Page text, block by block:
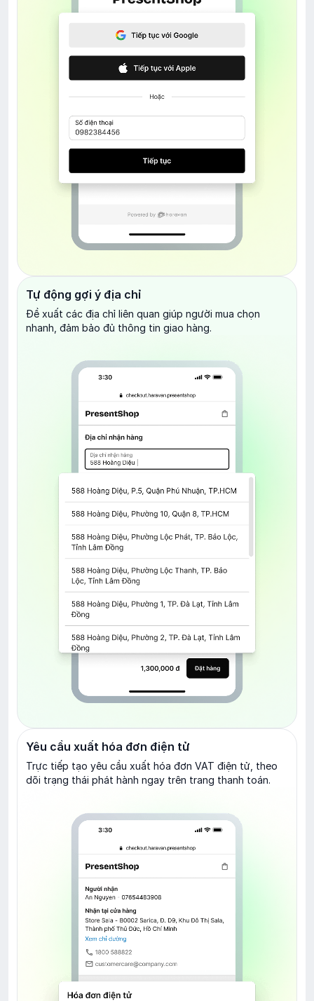
Tự động gợi ý địa chỉ
Đề xuất các địa chỉ liên quan giúp người mua chọn
nhanh, đảm bảo đủ thông tin giao hàng.
Yêu cầu xuất hóa đơn điện tử
Trực tiếp tạo yêu cầu xuất hóa đơn VAT điện tử, theo
dõi trạng thái phát hành ngay trên trang thanh toán.